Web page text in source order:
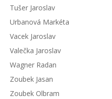
Tušer Jaroslav
Urbanová Markéta
Vacek Jaroslav
Valečka Jaroslav
Wagner Radan
Zoubek Jasan
Zoubek Olbram